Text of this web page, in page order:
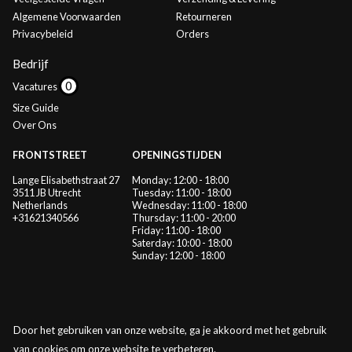
Algemene Voorwaarden
Privacybeleid
Retourneren
Orders
Bedrijf
Vacatures
Size Guide
Over Ons
FRONTSTREET
Lange Elisabethstraat 27
3511 JB Utrecht
Netherlands
+31621340566
OPENINGSTIJDEN
Monday: 12:00 - 18:00
Tuesday: 11:00 - 18:00
Wednesday: 11:00 - 18:00
Thursday: 11:00 - 20:00
Friday: 11:00 - 18:00
Saterday: 10:00 - 18:00
Sunday: 12:00 - 18:00
Door het gebruiken van onze website, ga je akkoord met het gebruik
van cookies om onze website te verbeteren.